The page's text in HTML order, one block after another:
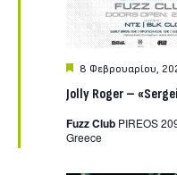
Jolly Roger –
Featured
8 Φεβρουαρίου,
Fuzz Club PIREOS
Greece